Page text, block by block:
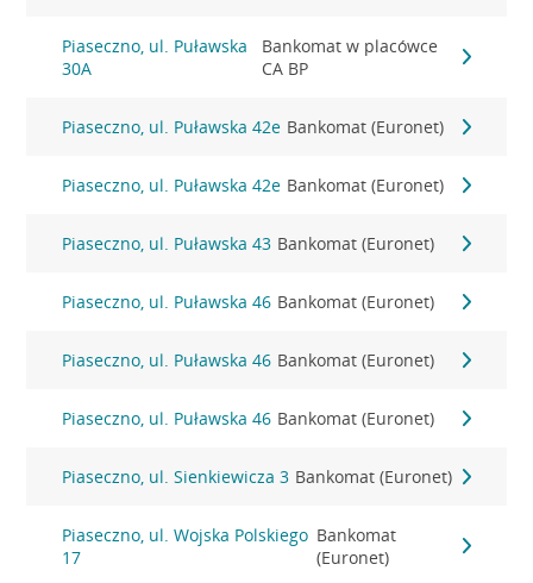
Piaseczno, ul. Puławska
30A
Bankomat w placówce
CA BP
Piaseczno, ul. Puławska 42e Bankomat (Euronet)
Piaseczno, ul. Puławska 42e Bankomat (Euronet)
Piaseczno, ul. Puławska 43 Bankomat (Euronet)
Piaseczno, ul. Puławska 46 Bankomat (Euronet)
Piaseczno, ul. Puławska 46 Bankomat (Euronet)
Piaseczno, ul. Puławska 46 Bankomat (Euronet)
Piaseczno, ul. Sienkiewicza 3 Bankomat (Euronet)
Piaseczno, ul. Wojska Polskiego
17
Bankomat
(Euronet)